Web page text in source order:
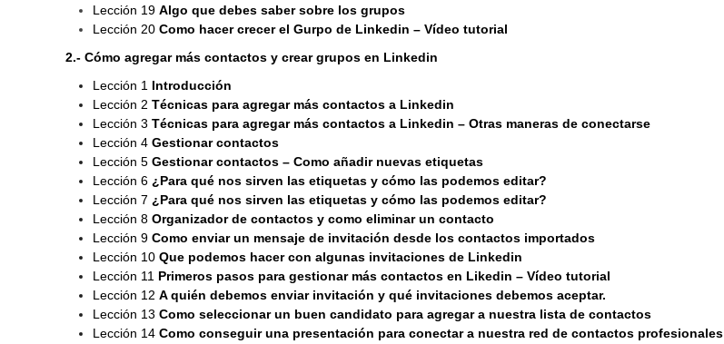
Lección 19 Algo que debes saber sobre los grupos
Lección 20 Como hacer crecer el Gurpo de Linkedin – Vídeo tutorial
2.- Cómo agregar más contactos y crear grupos en Linkedin
Lección 1 Introducción
Lección 2 Técnicas para agregar más contactos a Linkedin
Lección 3 Técnicas para agregar más contactos a Linkedin – Otras maneras de conectarse
Lección 4 Gestionar contactos
Lección 5 Gestionar contactos – Como añadir nuevas etiquetas
Lección 6 ¿Para qué nos sirven las etiquetas y cómo las podemos editar?
Lección 7 ¿Para qué nos sirven las etiquetas y cómo las podemos editar?
Lección 8 Organizador de contactos y como eliminar un contacto
Lección 9 Como enviar un mensaje de invitación desde los contactos importados
Lección 10 Que podemos hacer con algunas invitaciones de Linkedin
Lección 11 Primeros pasos para gestionar más contactos en Likedin – Vídeo tutorial
Lección 12 A quién debemos enviar invitación y qué invitaciones debemos aceptar.
Lección 13 Como seleccionar un buen candidato para agregar a nuestra lista de contactos
Lección 14 Como conseguir una presentación para conectar a nuestra red de contactos profesionales